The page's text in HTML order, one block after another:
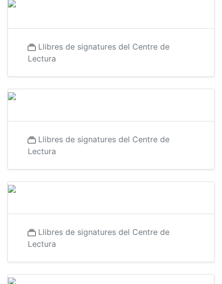
Llibres de signatures del Centre de
Lectura
Llibres de signatures del Centre de
Lectura
Llibres de signatures del Centre de
Lectura